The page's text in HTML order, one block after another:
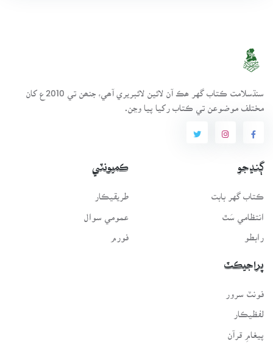
سنڌسلامت ڪتاب گهر ھڪ آن لائين لائبريري آھي، جنھن تي 2010ع کان
مختلف موضوعن تي ڪتاب رکيا پيا وڃن.
ڳنڍجو
ڪتاب گهر بابت
انتظامي سَٿ
رابطو
ڪميونٽي
طريقيڪار
عمومي سوال
فورم
پراجيڪٽ
لفظيڪار
پيغامِ قرآن